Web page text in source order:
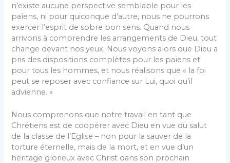
n’existe aucune perspective semblable pour les
païens, ni pour quiconque d’autre, nous ne pourrons
exercer l’esprit de sobre bon sens. Quand nous
arrivons à comprendre les arrangements de Dieu, tout
change devant nos yeux. Nous voyons alors que Dieu a
pris des dispositions complètes pour les païens et
pour tous les hommes, et nous réalisons que « la foi
peut se reposer avec confiance sur Lui, quoi qu’il
advienne. »
Nous comprenons que notre travail en tant que
Chrétiens est de coopérer avec Dieu en vue du salut
de la classe de l’Eglise – non pour la sauver de la
torture éternelle, mais de la mort, et en vue d’un
héritage glorieux avec Christ dans son prochain